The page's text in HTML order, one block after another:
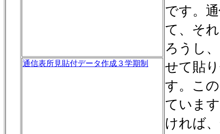
です。
て、そ
ろうし
せて貼
す。こ
ていま
ければ
通信表所見貼付データ作成３学期制